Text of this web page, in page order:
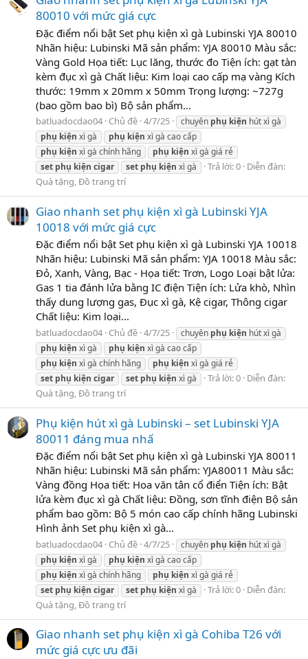
80010 với mức giá cực
Đặc điểm nổi bật Set phụ kiện xì gà Lubinski YJA 80010
Nhãn hiệu: Lubinski Mã sản phẩm: YJA 80010 Màu sắc:
Vàng Gold Họa tiết: Lục lăng, thước đo Tiện ích: gạt tàn
kèm đục xì gà Chất liệu: Kim loại cao cấp mạ vàng Kích
thước: 19mm x 20mm x 50mm Trọng lượng: ~727g
(bao gồm bao bì) Bộ sản phẩm...
batluadocdao04 Chủ đề 4/7/25 chuyên phụ kiện hút xì gà
phụ kiện xì gà phụ kiện xì gà cao cấp
phụ kiện xì gà chính hãng phụ kiện xì gà giá rẻ
set phụ kiện cigar set phụ kiện xì gà Trả lời: 0 Diễn đàn:
Quà tặng, Đồ trang trí
Giao nhanh set phụ kiện xì gà Lubinski YJA
10018 với mức giá cực
Đặc điểm nổi bật Set phụ kiện xì gà Lubinski YJA 10018
Nhãn hiệu: Lubinski Mã sản phẩm: YJA 10018 Màu sắc:
Đỏ, Xanh, Vàng, Bạc - Họa tiết: Trơn, Logo Loại bật lửa:
Gas 1 tia đánh lửa bằng IC điện Tiện ích: Lửa khò, Nhìn
thấy dung lượng gas, Đục xì gà, Kệ cigar, Thông cigar
Chất liệu: Kim loại...
batluadocdao04 Chủ đề 4/7/25 chuyên phụ kiện hút xì gà
phụ kiện xì gà phụ kiện xì gà cao cấp
phụ kiện xì gà chính hãng phụ kiện xì gà giá rẻ
set phụ kiện cigar set phụ kiện xì gà Trả lời: 0 Diễn đàn:
Quà tặng, Đồ trang trí
Phụ kiện hút xì gà Lubinski – set Lubinski YJA
80011 đáng mua nhấ
Đặc điểm nổi bật Set phụ kiện xì gà Lubinski YJA 80011
Nhãn hiệu: Lubinski Mã sản phẩm: YJA80011 Màu sắc:
Vàng đồng Họa tiết: Hoa văn tân cổ điển Tiện ích: Bật
lửa kèm đục xì gà Chất liệu: Đồng, sơn tĩnh điện Bộ sản
phẩm bao gồm: Bộ 5 món cao cấp chính hãng Lubinski
Hình ảnh Set phụ kiện xì gà...
batluadocdao04 Chủ đề 4/7/25 chuyên phụ kiện hút xì gà
phụ kiện xì gà phụ kiện xì gà cao cấp
phụ kiện xì gà chính hãng phụ kiện xì gà giá rẻ
set phụ kiện cigar set phụ kiện xì gà Trả lời: 0 Diễn đàn:
Quà tặng, Đồ trang trí
Giao nhanh set phụ kiện xì gà Cohiba T26 với
mức giá cực ưu đãi